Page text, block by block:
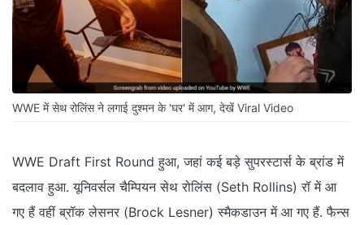
WWE में सेथ रोलिंस ने लगाई दुश्मन के 'घर' में आग, देखें Viral Video
WWE Draft First Round हुआ, जहां कई बड़े सुपरस्टार्स के ब्रांड में
बदलाव हुआ. यूनिवर्सल चैम्पियन सेथ रोलिंस (Seth Rollins) रॉ में आ
गए हैं वहीं ब्रॉक लेसनर (Brock Lesner) स्मैकडाउन में आ गए हैं. फैन्स